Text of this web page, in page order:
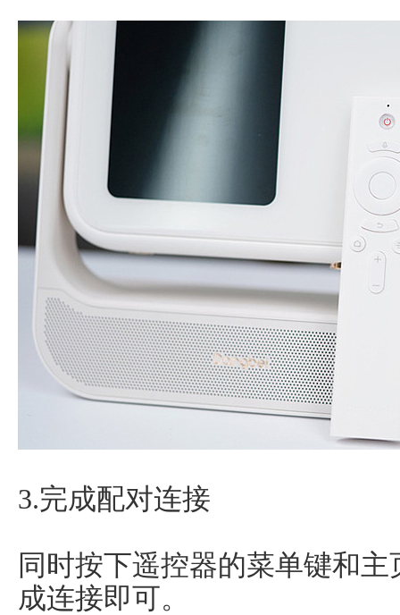
3.完成配对连接
同时按下遥控器的菜单键和
成连接即可。